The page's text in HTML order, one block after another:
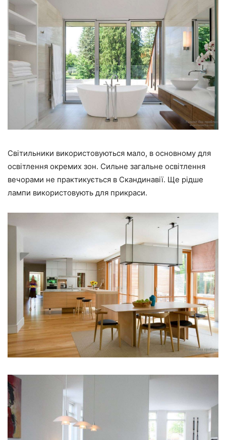
Світильники використовуються мало, в основному для
освітлення окремих зон. Сильне загальне освітлення
вечорами не практикується в Скандинавії. Ще рідше
лампи використовують для прикраси.